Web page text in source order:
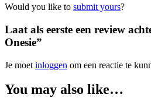
Would you like to submit yours?
Laat als eerste een review
Onesie”
Je moet inloggen om een reactie te
You may also like…